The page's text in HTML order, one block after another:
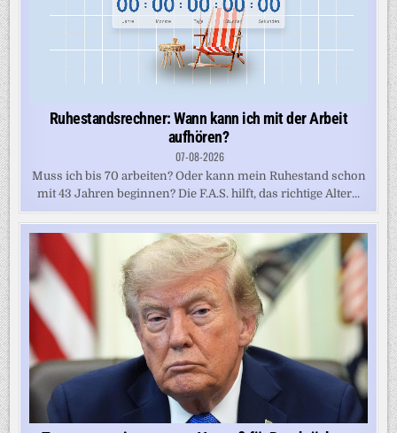
Ruhestandsrechner: Wann kann ich mit der Arbeit
aufhören?
07-08-2026
Muss ich bis 70 arbeiten? Oder kann mein Ruhestand schon
mit 43 Jahren beginnen? Die F.A.S. hilft, das richtige Alter...